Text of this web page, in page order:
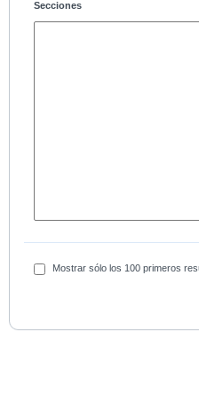
Secciones
Mostrar sólo los 100 primeros